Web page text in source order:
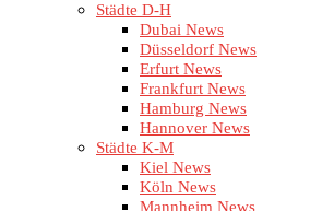
Städte D-H
Dubai News
Düsseldorf News
Erfurt News
Frankfurt News
Hamburg News
Hannover News
Städte K-M
Kiel News
Köln News
Mannheim News